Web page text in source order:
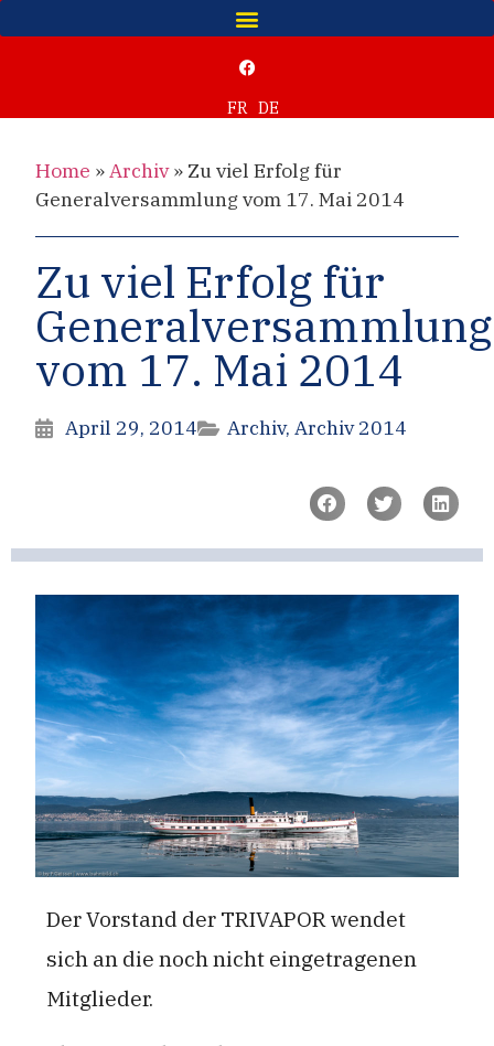
FR DE
Home »Archiv» Zu viel Erfolg für
Generalversammlung vom 17. Mai 2014
Zu viel Erfolg für
Generalversammlung
vom 17. Mai 2014
April 29, 2014 Archiv,Archiv 2014
Der Vorstand der TRIVAPOR wendet
sich an die noch nicht eingetragenen
Mitglieder.